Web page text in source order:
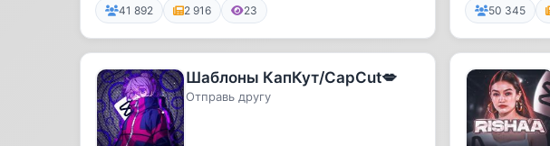
41 892 2 916 23 50 345
Шаблоны КапКут/CapCut💋
Отправь другу